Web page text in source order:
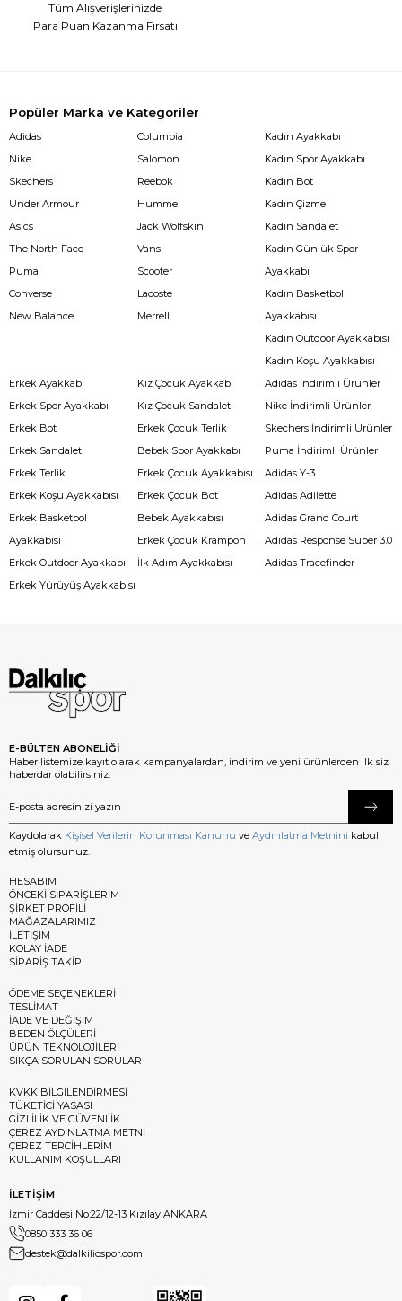
Tüm Alışverişlerinizde
Para Puan Kazanma Fırsatı
Popüler Marka ve Kategoriler
Adidas
Nike
Skechers
Under Armour
Asics
The North Face
Puma
Converse
New Balance
Columbia
Salomon
Reebok
Hummel
Jack Wolfskin
Vans
Scooter
Lacoste
Merrell
Kadın Ayakkabı
Kadın Spor Ayakkabı
Kadın Bot
Kadın Çizme
Kadın Sandalet
Kadın Günlük Spor
Ayakkabı
Kadın Basketbol
Ayakkabısı
Kadın Outdoor Ayakkabısı
Kadın Koşu Ayakkabısı
Erkek Ayakkabı
Erkek Spor Ayakkabı
Erkek Bot
Erkek Sandalet
Erkek Terlik
Erkek Koşu Ayakkabısı
Erkek Basketbol
Ayakkabısı
Erkek Outdoor Ayakkabı
Erkek Yürüyüş Ayakkabısı
Kız Çocuk Ayakkabı
Kız Çocuk Sandalet
Erkek Çocuk Terlik
Bebek Spor Ayakkabı
Erkek Çocuk Ayakkabısı
Erkek Çocuk Bot
Bebek Ayakkabısı
Erkek Çocuk Krampon
İlk Adım Ayakkabısı
Adidas İndirimli Ürünler
Nike İndirimli Ürünler
Skechers İndirimli Ürünler
Puma İndirimli Ürünler
Adidas Y-3
Adidas Adilette
Adidas Grand Court
Adidas Response Super 3.0
Adidas Tracefinder
E-BÜLTEN ABONELİĞİ
Haber listemize kayıt olarak kampanyalardan, indirim ve yeni ürünlerden ilk siz
haberdar olabilirsiniz.
Kaydolarak Kişisel Verilerin Korunması Kanunu ve Aydınlatma Metnini kabul
etmiş olursunuz.
HESABIM
ÖNCEKİ SİPARİŞLERİM
ŞİRKET PROFİLİ
MAĞAZALARIMIZ
İLETİŞİM
KOLAY İADE
SİPARİŞ TAKİP
ÖDEME SEÇENEKLERİ
TESLİMAT
İADE VE DEĞİŞİM
BEDEN ÖLÇÜLERİ
ÜRÜN TEKNOLOJİLERİ
SIKÇA SORULAN SORULAR
KVKK BİLGİLENDİRMESİ
TÜKETİCİ YASASI
GİZLİLİK VE GÜVENLİK
ÇEREZ AYDINLATMA METNİ
ÇEREZ TERCİHLERİM
KULLANIM KOŞULLARI
İLETİŞİM
İzmir Caddesi No:22/12-13 Kızılay ANKARA
0850 333 36 06
destek@dalkilicspor.com